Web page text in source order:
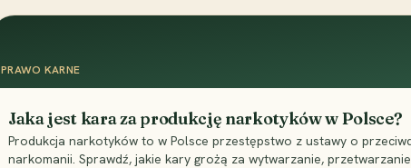
PRAWO KARNE
Jaka jest kara za produkcję narkotyków w Polsce?
Produkcja narkotyków to w Polsce przestępstwo z ustawy o
narkomanii. Sprawdź, jakie kary grożą za wytwarzanie,